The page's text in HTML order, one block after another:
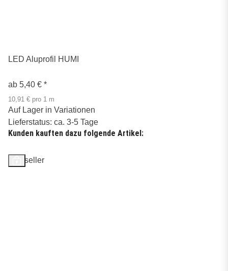
LED Aluprofil HUMI
ab 5,40 € *
10,91 € pro 1 m
Auf Lager in Variationen
Lieferstatus: ca. 3-5 Tage
Kunden kauften dazu folgende Artikel:
Bestseller